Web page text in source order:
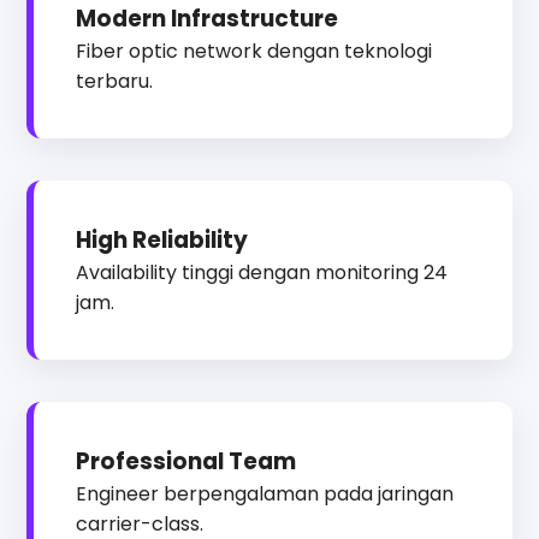
Modern Infrastructure
Fiber optic network dengan teknologi
terbaru.
High Reliability
Availability tinggi dengan monitoring 24
jam.
Professional Team
Engineer berpengalaman pada jaringan
carrier-class.